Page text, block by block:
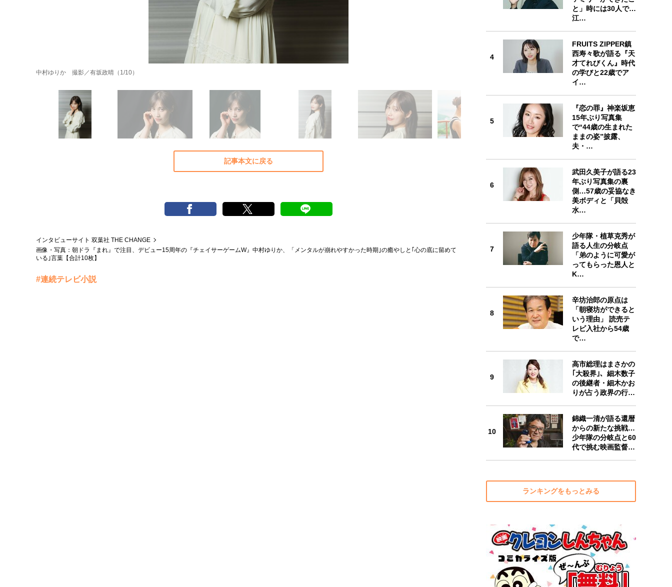
中村ゆりか 撮影／有坂政晴（1/10）
記事本文に戻る
インタビューサイト 双葉社 THE CHANGE
画像・写真：朝ドラ『まれ』で注目、デビュー15周年の『チェイサーゲームW』中村ゆりか、「メンタルが崩れやすかった時期｣の癒やしと｢心の底に留めて
いる｣言葉【合計10枚】
#連続テレビ小説
と」時には30人で…
江…
4
FRUITS ZIPPER鎮
西寿々歌が語る『天
才てれびくん』時代
の学びと22歳でア
イ…
5
『恋の罪』神楽坂恵
15年ぶり写真集
で“44歳の生まれた
ままの姿”披露、
夫・…
6
武田久美子が語る23
年ぶり写真集の裏
側…57歳の妥協なき
美ボディと「貝殻
水…
7
少年隊・植草克秀が
語る人生の分岐点
「弟のように可愛が
ってもらった恩人と
K…
8
辛坊治郎の原点は
「朝寝坊ができると
いう理由」 読売テ
レビ入社から54歳
で…
9
高市総理はまさかの
｢大殺界｣、細木数子
の後継者・細木かお
りが占う政界の行…
10
錦織一清が語る還暦
からの新たな挑戦…
少年隊の分岐点と60
代で挑む映画監督…
ランキングをもっとみる